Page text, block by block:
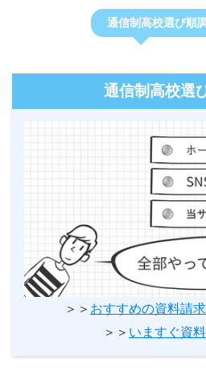
通信制高校選び順
通信制高校選
＞＞ おすすめの資料請
＞＞ いますぐ資